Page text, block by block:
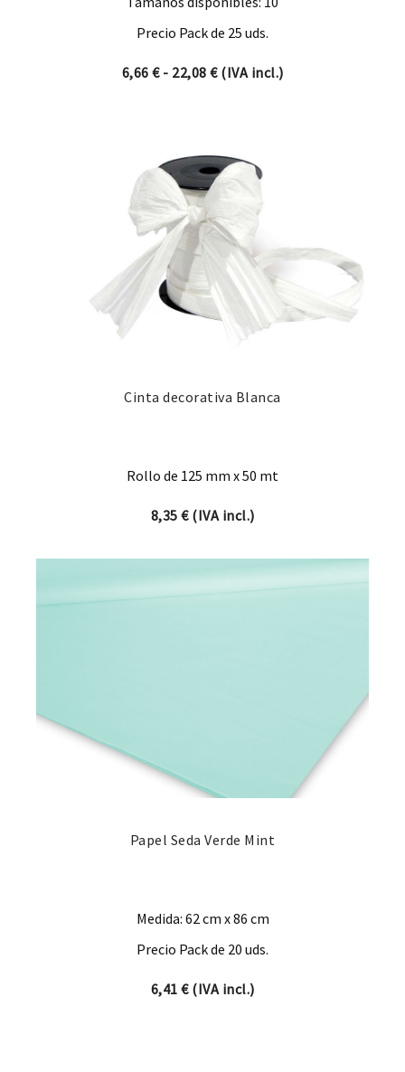
Precio Pack de 25 uds.
6,66 € - 22,08 €Rango de precios: desde
(IVA incl.)
Cinta decorativa Blanca
Rollo de 125 mm x 50 mt
8,35 €(IVA incl.)
Papel Seda Verde Mint
Medida: 62 cm x 86 cm
Precio Pack de 20 uds.
6,41 €(IVA incl.)